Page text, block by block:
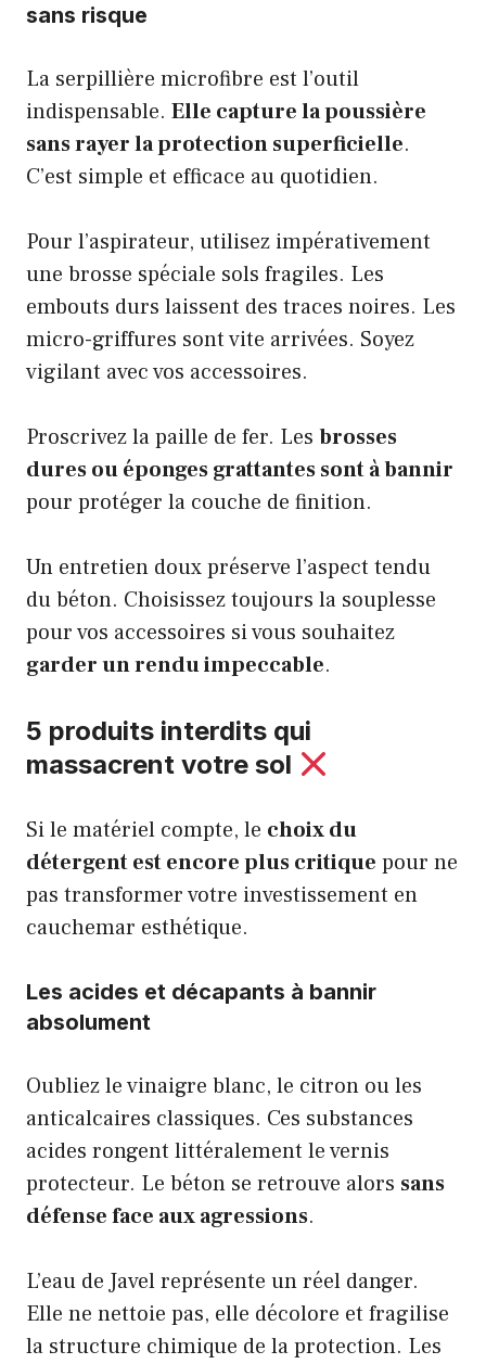
sans risque
La serpillière microfibre est l’outil
indispensable. Elle capture la poussière
sans rayer la protection superficielle.
C’est simple et efficace au quotidien.
Pour l’aspirateur, utilisez impérativement
une brosse spéciale sols fragiles. Les
embouts durs laissent des traces noires. Les
micro-griffures sont vite arrivées. Soyez
vigilant avec vos accessoires.
Proscrivez la paille de fer. Les brosses
dures ou éponges grattantes sont à bannir
pour protéger la couche de finition.
Un entretien doux préserve l’aspect tendu
du béton. Choisissez toujours la souplesse
pour vos accessoires si vous souhaitez
garder un rendu impeccable.
5 produits interdits qui
massacrent votre sol
Si le matériel compte, le choix du
détergent est encore plus critique pour ne
pas transformer votre investissement en
cauchemar esthétique.
Les acides et décapants à bannir
absolument
Oubliez le vinaigre blanc, le citron ou les
anticalcaires classiques. Ces substances
acides rongent littéralement le vernis
protecteur. Le béton se retrouve alors sans
défense face aux agressions.
L’eau de Javel représente un réel danger.
Elle ne nettoie pas, elle décolore et fragilise
la structure chimique de la protection. Les